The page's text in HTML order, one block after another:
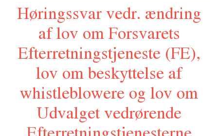
Høringssvar vedr. ændring
af lov om Forsvarets
Efterretningstjeneste (FE),
lov om beskyttelse af
whistleblowere og lov om
Udvalget vedrørende